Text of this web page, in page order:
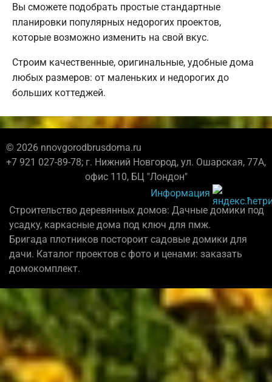
Вы сможете подобрать простые стандартные
планировки популярных недорогих проектов,
которые возможно изменить на свой вкус.
Строим качественные, оригинальные, удобные дома
любых размеров: от маленьких и недорогих до
больших коттеджей.
© 2026 nnovgorodbrusdoma.ru
+7 921 027-89-78; г. Нижний Новгород, ул. Ошарская, 77А,
офис 110, БЦ "Лондон"
Информация
Строительство деревянных домов: Дачные домики под
усадку, каркасные дома под ключ для пмж.
Бригада плотников постороит садовые домики для
дачи. Каталог проектов с фото и ценами: заказать
домокомплект.